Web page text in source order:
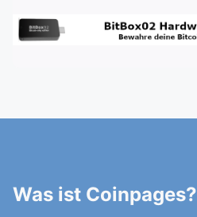
Was ist Coinpages?